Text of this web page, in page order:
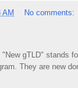
AM
No comments:
"New gTLD" stands
They are new